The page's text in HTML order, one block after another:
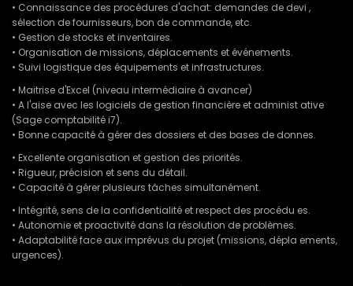
• Connaissance des procédures d'achat: demandes de devi ,
sélection de fournisseurs, bon de commande, etc.
• Gestion de stocks et inventaires.
• Organisation de missions, déplacements et événements.
• Suivi logistique des équipements et infrastructures.
• Maitrise d'Excel (niveau intermédiaire à avancer)
• A l'aise avec les logiciels de gestion financière et administ ative
(Sage comptabilité i7).
• Bonne capacité à gérer des dossiers et des bases de donnes.
• Excellente organisation et gestion des priorités.
• Rigueur, précision et sens du détail.
• Capacité à gérer plusieurs tâches simultanément.
• Intégrité, sens de la confidentialité et respect des procédu es.
• Autonomie et proactivité dans la résolution de problèmes.
• Adaptabilité face aux imprévus du projet (missions, dépla ements,
urgences).